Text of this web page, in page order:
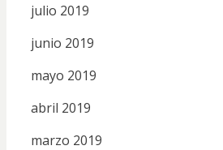
julio 2019
junio 2019
mayo 2019
abril 2019
marzo 2019